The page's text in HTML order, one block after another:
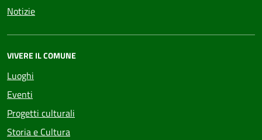
Notizie
VIVERE IL COMUNE
Luoghi
Eventi
Progetti culturali
Storia e Cultura